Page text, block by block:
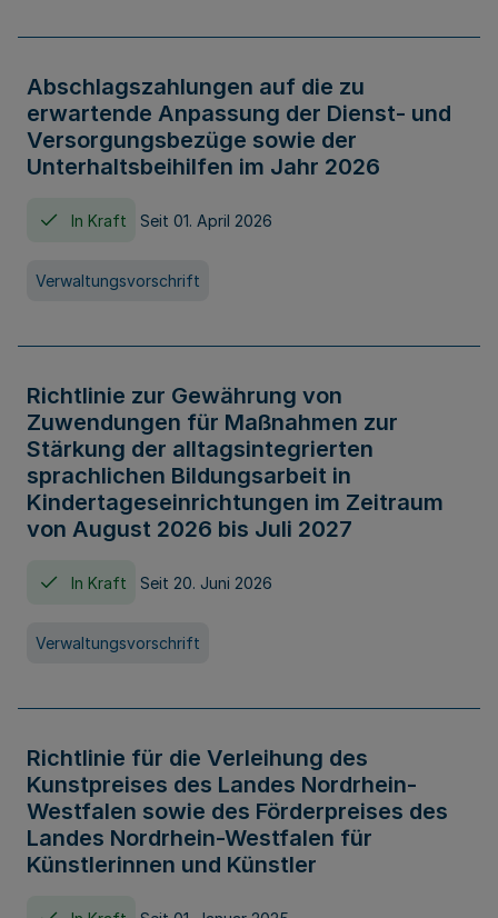
Abschlagszahlungen auf die zu
erwartende Anpassung der Dienst- und
Versorgungsbezüge sowie der
Unterhaltsbeihilfen im Jahr 2026
In Kraft Seit 01. April 2026
Verwaltungsvorschrift
Richtlinie zur Gewährung von
Zuwendungen für Maßnahmen zur
Stärkung der alltagsintegrierten
sprachlichen Bildungsarbeit in
Kindertageseinrichtungen im Zeitraum
von August 2026 bis Juli 2027
In Kraft Seit 20. Juni 2026
Verwaltungsvorschrift
Richtlinie für die Verleihung des
Kunstpreises des Landes Nordrhein-
Westfalen sowie des Förderpreises des
Landes Nordrhein-Westfalen für
Künstlerinnen und Künstler